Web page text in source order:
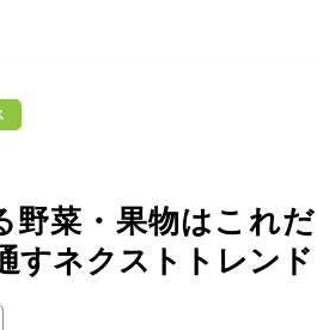
野菜・果物はこれ
すネクストトレンド